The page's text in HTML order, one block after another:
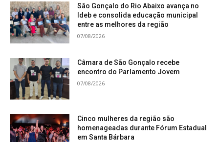
São Gonçalo do Rio Abaixo avança no
Ideb e consolida educação municipal
entre as melhores da região
07/08/2026
Câmara de São Gonçalo recebe
encontro do Parlamento Jovem
07/08/2026
Cinco mulheres da região são
homenageadas durante Fórum Estadual
em Santa Bárbara